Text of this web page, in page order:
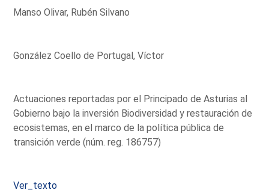
Manso Olivar, Rubén Silvano
González Coello de Portugal, Víctor
Actuaciones reportadas por el Principado de Asturias al
Gobierno bajo la inversión Biodiversidad y restauración de
ecosistemas, en el marco de la política pública de
transición verde (núm. reg. 186757)
Ver_texto